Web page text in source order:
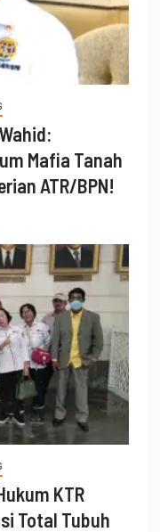
Mafia Tanah
ATR/BPN!
KTR
Total Tubuh